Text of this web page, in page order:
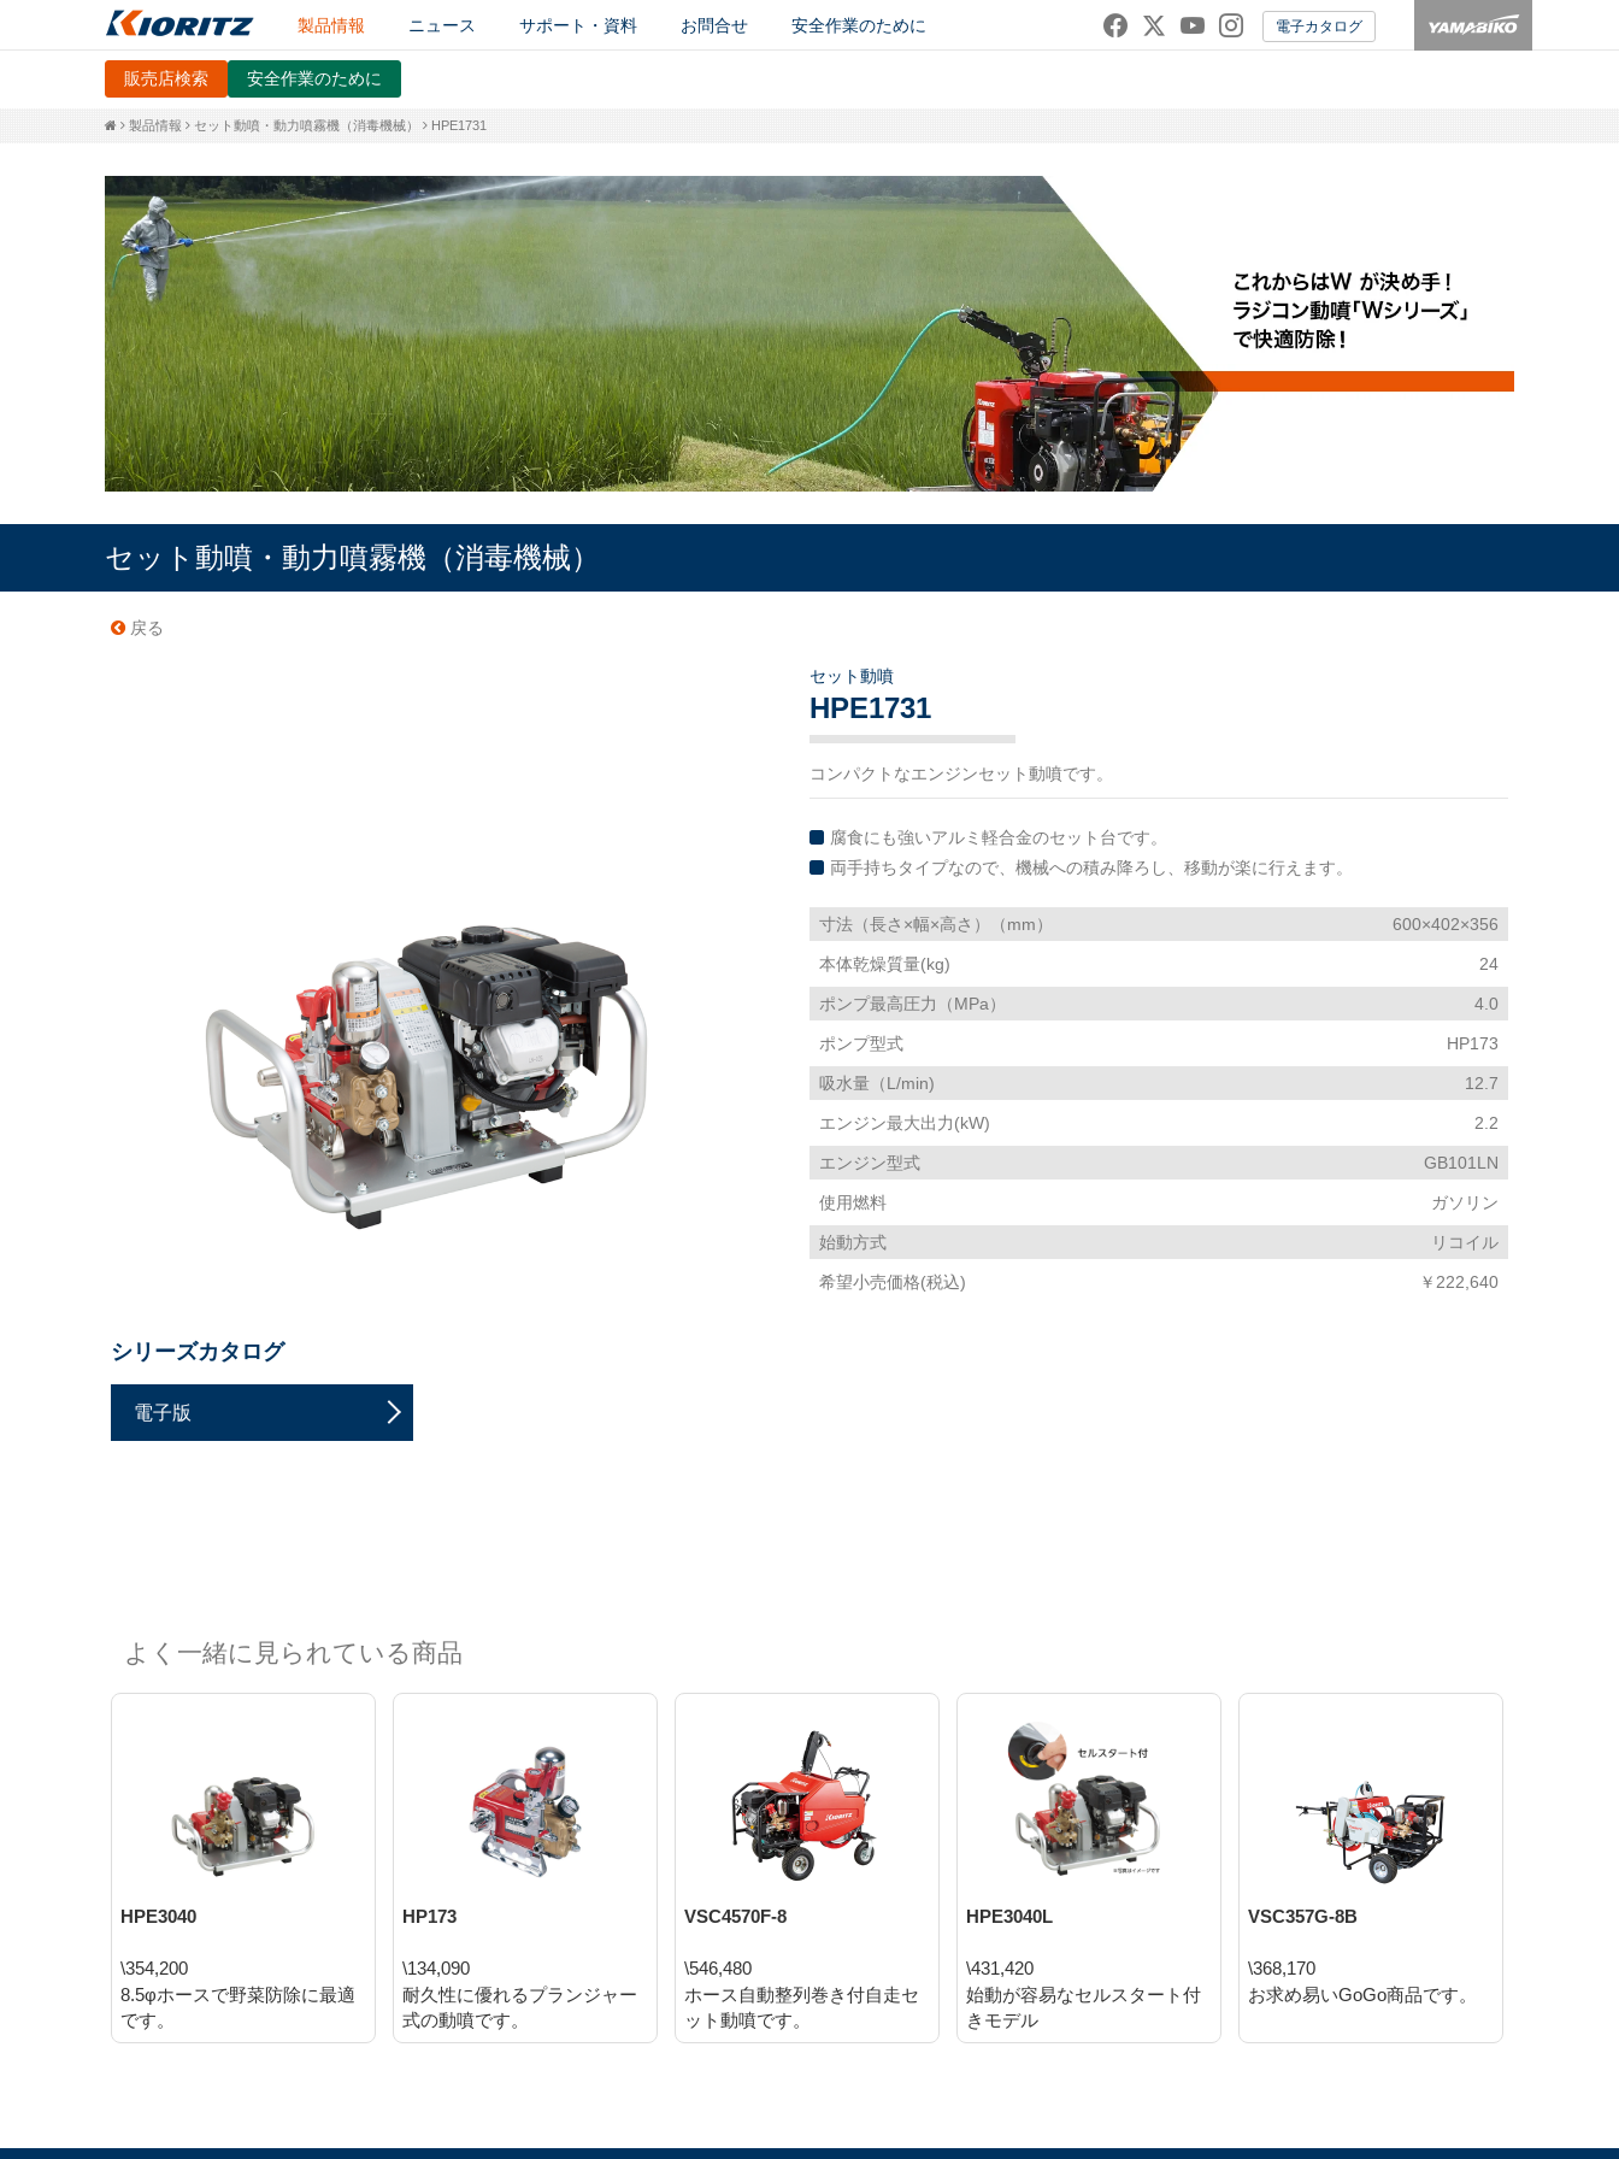
製品情報 ニュース サポート・資料 お問合せ 安全作業のために 電子カタログ
販売店検索 安全作業のために
製品情報 セット動噴・動力噴霧機（消毒機械） HPE1731
セット動噴・動力噴霧機（消毒機械）
戻る
シリーズカタログ
電子版
セット動噴
HPE1731
コンパクトなエンジンセット動噴です。
腐食にも強いアルミ軽合金のセット台です。
両手持ちタイプなので、機械への積み降ろし、移動が楽に行えます。
寸法（長さ×幅×高さ）（mm） 600×402×356
本体乾燥質量(kg) 24
ポンプ最高圧力（MPa） 4.0
ポンプ型式 HP173
吸水量（L/min) 12.7
エンジン最大出力(kW) 2.2
エンジン型式 GB101LN
使用燃料 ガソリン
始動方式 リコイル
希望小売価格(税込) ￥222,640
よく一緒に見られている商品
HPE3040
\354,200
8.5φホースで野菜防除に最適
です。
HP173
\134,090
耐久性に優れるプランジャー
式の動噴です。
VSC4570F-8
\546,480
ホース自動整列巻き付自走セ
ット動噴です。
HPE3040L
\431,420
始動が容易なセルスタート付
きモデル
VSC357G-8B
\368,170
お求め易いGoGo商品です。